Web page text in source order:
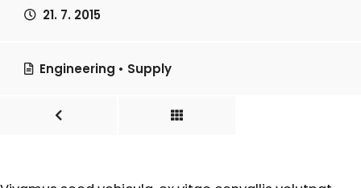
21. 7. 2015
Engineering • Supply